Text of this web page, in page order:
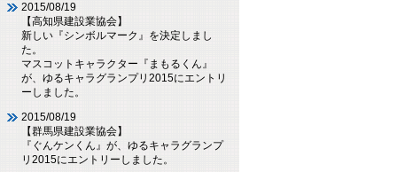
2015/08/19
【高知県建設業協会】
新しい『シンボルマーク』を決定しまし
た。
マスコットキャラクター『まもるくん』
が、ゆるキャラグランプリ2015にエントリ
ーしました。
2015/08/19
【群馬県建設業協会】
『ぐんケンくん』が、ゆるキャラグランプ
リ2015にエントリーしました。